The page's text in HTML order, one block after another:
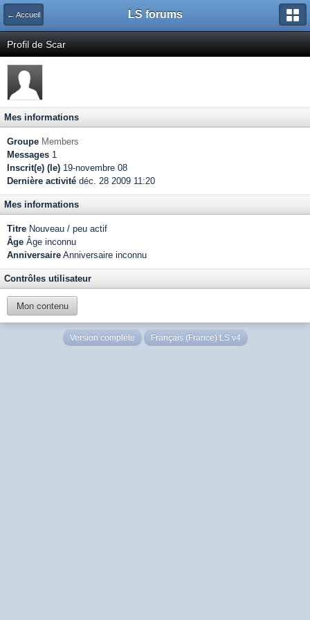
← Accueil LS forums
Profil de Scar
Mes informations
Groupe Members
Messages 1
Inscrit(e) (le) 19-novembre 08
Dernière activité déc. 28 2009 11:20
Mes informations
Titre Nouveau / peu actif
Âge Âge inconnu
Anniversaire Anniversaire inconnu
Contrôles utilisateur
Mon contenu
Version complète Français (France) LS v4